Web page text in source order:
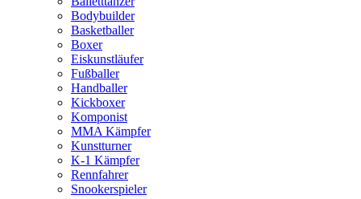
Bodybuilder
Basketballer
Boxer
Eiskunstläufer
Fußballer
Handballer
Kickboxer
Komponist
MMA Kämpfer
Kunstturner
K-1 Kämpfer
Rennfahrer
Snookerspieler